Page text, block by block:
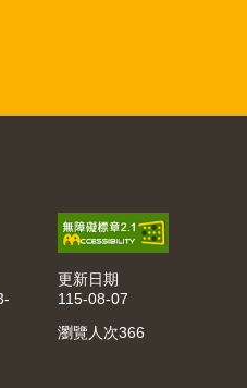
更新日期
115-08-07
瀏覽人次366